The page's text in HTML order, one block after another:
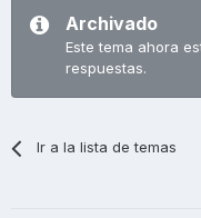
Archivado
Este tema ahora
respuestas.
Ir a la lista de temas